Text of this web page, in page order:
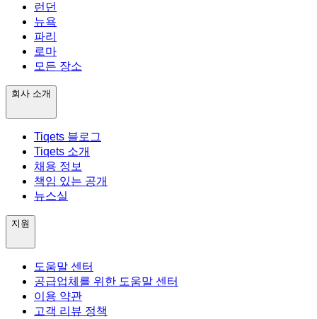
런던
뉴욕
파리
로마
모든 장소
회사 소개
Tiqets 블로그
Tiqets 소개
채용 정보
책임 있는 공개
뉴스실
지원
도움말 센터
공급업체를 위한 도움말 센터
이용 약관
고객 리뷰 정책